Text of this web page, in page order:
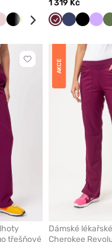
Pastelově
ČernáŽlutá Námořnická
OlivkováKaraibsky
1 319 Kč
TřešňováNámořnická
Černá
Kliknutím
odeberete
třešňové
AKCE
Dámské
Cherokee